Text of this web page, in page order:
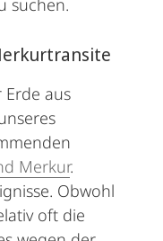
suchen.
aus
Merkur.
Obwohl
oft die